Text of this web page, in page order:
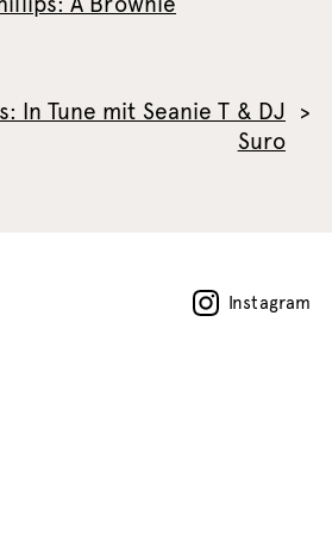
In Tune mit Seanie T & DJ
Suro
Instagram